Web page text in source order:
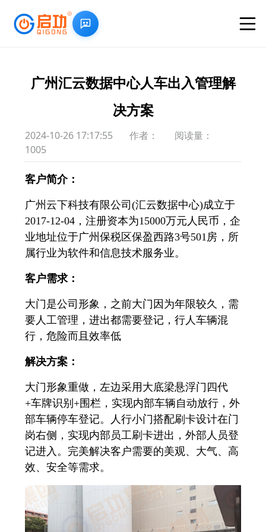
广州汇云数据中心人车出入管理解
决方案
2024-10-26 17‌:17:55 作者：
阅读量：
1005
客户简介：
广州云下科技有限公司(汇云数据中心)成立于
2017-12-04，注册资本为15000万元人民币，企
业地址位于广州保税区保盈西路3号501房，所
属行业为软件和信息技术服务业。
客户需求：
大门是公司形象，之前大门因为年限较久，需
要人工管理，进出都需要登记，行人车辆混
行，危险而且效率低
解决方案：
大门形象重做，左边采用大底梁悬浮门四代
+车牌识别+围栏，实现内部车辆自动放行，外
部车辆停车登记。人行小门搭配刷卡设计在门
岗右侧，实现内部员工刷卡进出，外部人员登
记进入。完美解决客户需要的美观、大气、高
效、安全等需求。